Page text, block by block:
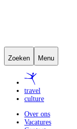
Zoeken Menu
travel
culture
Over ons
Vacatures